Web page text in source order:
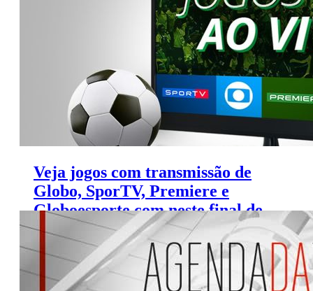
Veja jogos com transmissão de
Globo, SporTV, Premiere e
Globoesporte.com neste final de
semana